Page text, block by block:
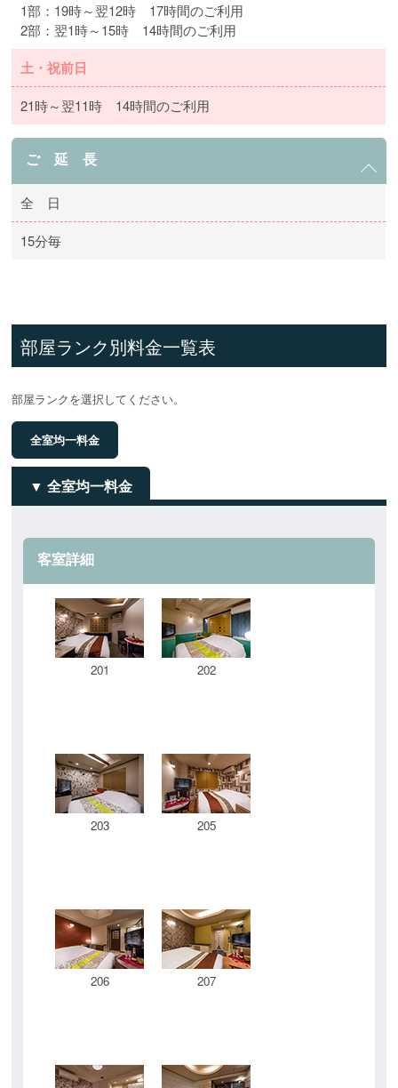
1部：19時～翌12時 17時間のご利用
2部：翌1時～15時 14時間のご利用
土・祝前日
21時～翌11時 14時間のご利用
ご 延 長
全 日
15分毎
部屋ランク別料金一覧表
部屋ランクを選択してください。
全室均一料金
全室均一料金
客室詳細
201 202
203 205
206 207